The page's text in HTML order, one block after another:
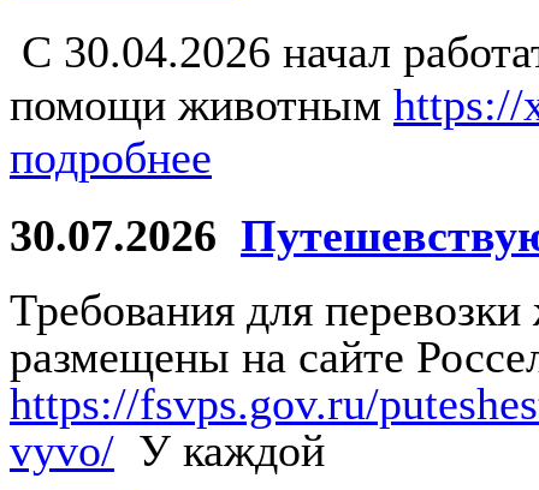
С 30.04.2026 начал
помощи животным https://
подробнее
30.07.2026
Требования для
размещены на сайте
https://fsvps.gov.ru/
vyvo/ У каждой